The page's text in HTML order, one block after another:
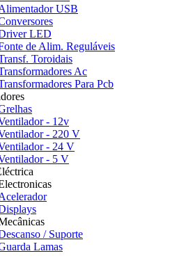
USB
LED
de Alim. Reguláveis
Toroidais
Ac
Para Pcb
- 12v
- 220 V
- 24 V
- 5 V
/ Suporte
Lamas